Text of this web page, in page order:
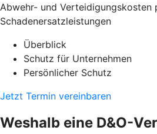
Abwehr- und Verteidigungskosten
Schadenersatzleistungen
Überblick
Schutz für Unternehmen
Persönlicher Schutz
Jetzt Termin vereinbaren
Weshalb eine D&O-